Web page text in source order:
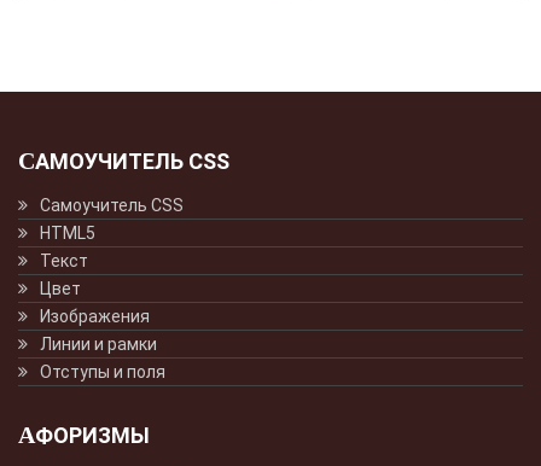
САМОУЧИТЕЛЬ CSS
Самоучитель CSS
HTML5
Текст
Цвет
Изображения
Линии и рамки
Отступы и поля
АФОРИЗМЫ